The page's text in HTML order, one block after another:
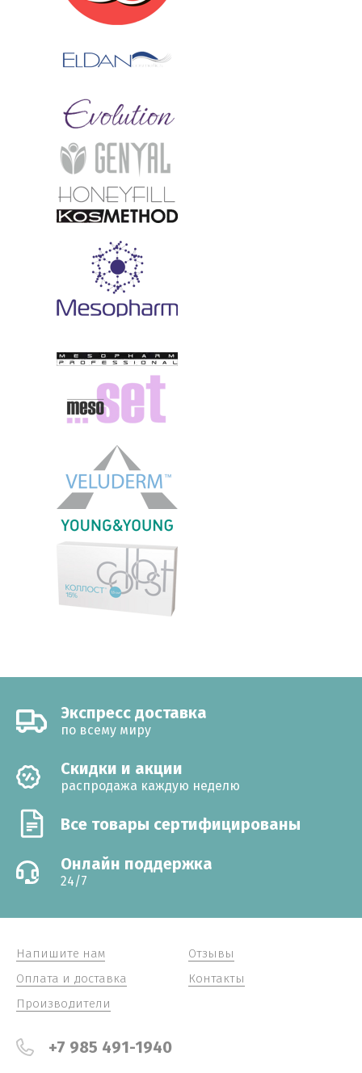
Экспресс доставка
по всему миру
Cкидки и акции
распродажа каждую неделю
Все товары сертифицированы
Онлайн поддержка
24/7
Напишите нам
Оплата и доставка
Производители
Отзывы
Контакты
+7 985 491-1940